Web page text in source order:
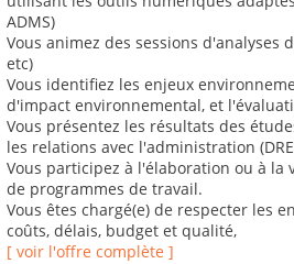
ADMS)
Vous animez des sessions d'analyses
etc)
Vous identifiez les enjeux
d'impact environnemental, et
Vous présentez les résultats des
les relations avec l'administration
Vous participez à l'élaboration ou à la
de programmes de travail.
Vous êtes chargé(e) de respecter les
coûts, délais, budget et qualité,
[ voir l'offre complète ]